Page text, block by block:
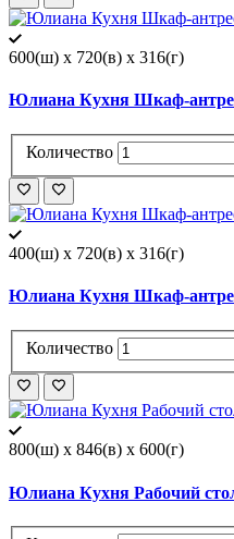
600(ш) x 720(в) x 316(г)
Юлиана Кухня Шкаф-
Количество
400(ш) x 720(в) x 316(г)
Юлиана Кухня Шкаф-
Количество
800(ш) x 846(в) x 600(г)
Юлиана Кухня Рабочий